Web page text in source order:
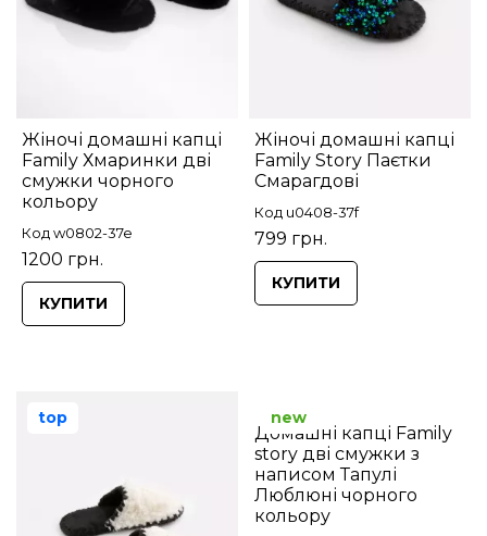
Жіночі домашні капці
Family Хмаринки дві
смужки чорного
кольору
Код w0802-37e
1200 грн.
КУПИТИ
Жіночі домашні капці
Family Story Паєтки
Смарагдові
Код u0408-37f
799 грн.
КУПИТИ
top
Домашні капці Family
story дві смужки з
написом Тапулі
Люблюні чорного
кольору
new